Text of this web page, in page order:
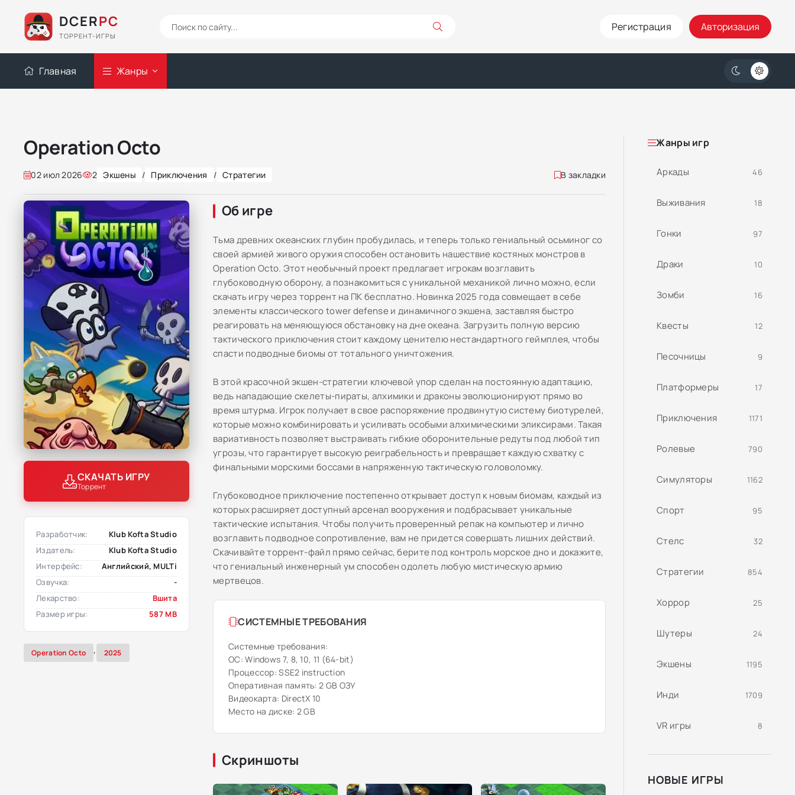
DCERPC
ТОРРЕНТ-ИГРЫ
Регистрация Авторизация
Главная Жанры
Operation Octo
02 июл 2026 2 Экшены / Приключения / Стратегии В закладки
СКАЧАТЬ ИГРУ
Торрент
Разработчик:
Klub Kofta Studio
Издатель:
Klub Kofta Studio
Интерфейс:
Английский, MULTi
Озвучка:
-
Лекарство:
Вшита
Размер игры:
587 MB
Operation Octo , 2025
Об игре
Тьма древних океанских глубин пробудилась, и теперь только гениальный осьминог со
своей армией живого оружия способен остановить нашествие костяных монстров в
Operation Octo. Этот необычный проект предлагает игрокам возглавить
глубоководную оборону, а познакомиться с уникальной механикой лично можно, если
скачать игру через торрент на ПК бесплатно. Новинка 2025 года совмещает в себе
элементы классического tower defense и динамичного экшена, заставляя быстро
реагировать на меняющуюся обстановку на дне океана. Загрузить полную версию
тактического приключения стоит каждому ценителю нестандартного геймплея, чтобы
спасти подводные биомы от тотального уничтожения.
В этой красочной экшен-стратегии ключевой упор сделан на постоянную адаптацию,
ведь нападающие скелеты-пираты, алхимики и драконы эволюционируют прямо во
время штурма. Игрок получает в свое распоряжение продвинутую систему биотурелей,
которые можно комбинировать и усиливать особыми алхимическими эликсирами. Такая
вариативность позволяет выстраивать гибкие оборонительные редуты под любой тип
угрозы, что гарантирует высокую реиграбельность и превращает каждую схватку с
финальными морскими боссами в напряженную тактическую головоломку.
Глубоководное приключение постепенно открывает доступ к новым биомам, каждый из
которых расширяет доступный арсенал вооружения и подбрасывает уникальные
тактические испытания. Чтобы получить проверенный репак на компьютер и лично
возглавить подводное сопротивление, вам не придется совершать лишних действий.
Скачивайте торрент-файл прямо сейчас, берите под контроль морское дно и докажите,
что гениальный инженерный ум способен одолеть любую мистическую армию
мертвецов.
СИСТЕМНЫЕ ТРЕБОВАНИЯ
Системные требования:
ОС: Windows 7, 8, 10, 11 (64-bit)
Процессор: SSE2 instruction
Оперативная память: 2 GB ОЗУ
Видеокарта: DirectX 10
Место на диске: 2 GB
Скриншоты
Жанры игр
Аркады 46
Выживания 18
Гонки 97
Драки 10
Зомби 16
Квесты 12
Песочницы 9
Платформеры 17
Приключения 1171
Ролевые 790
Симуляторы 1162
Спорт 95
Стелс 32
Стратегии 854
Хоррор 25
Шутеры 24
Экшены 1195
Инди 1709
VR игры 8
НОВЫЕ ИГРЫ